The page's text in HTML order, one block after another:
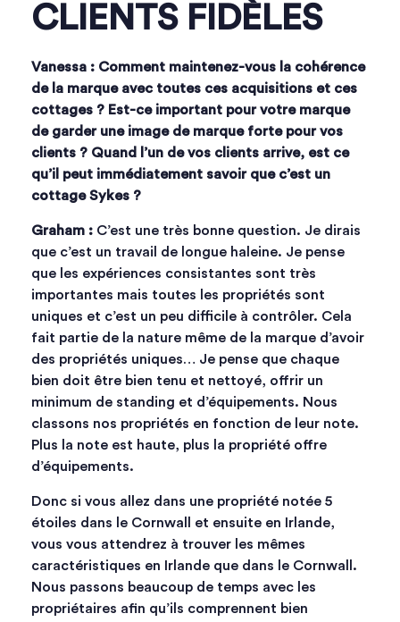
CLIENTS FIDÈLES
Vanessa : Comment maintenez-vous la cohérence
de la marque avec toutes ces acquisitions et ces
cottages ? Est-ce important pour votre marque
de garder une image de marque forte pour vos
clients ? Quand l’un de vos clients arrive, est ce
qu’il peut immédiatement savoir que c’est un
cottage Sykes ?
Graham : C’est une très bonne question. Je dirais
que c’est un travail de longue haleine. Je pense
que les expériences consistantes sont très
importantes mais toutes les propriétés sont
uniques et c’est un peu difficile à contrôler. Cela
fait partie de la nature même de la marque d’avoir
des propriétés uniques… Je pense que chaque
bien doit être bien tenu et nettoyé, offrir un
minimum de standing et d’équipements. Nous
classons nos propriétés en fonction de leur note.
Plus la note est haute, plus la propriété offre
d’équipements.
Donc si vous allez dans une propriété notée 5
étoiles dans le Cornwall et ensuite en Irlande,
vous vous attendrez à trouver les mêmes
caractéristiques en Irlande que dans le Cornwall.
Nous passons beaucoup de temps avec les
propriétaires afin qu’ils comprennent bien